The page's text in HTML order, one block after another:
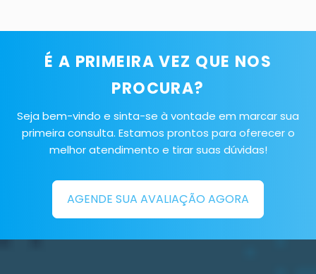
É A PRIMEIRA VEZ QUE NOS
PROCURA?
Seja bem-vindo e sinta-se à vontade em marcar sua
primeira consulta. Estamos prontos para oferecer o
melhor atendimento e tirar suas dúvidas!
AGENDE SUA AVALIAÇÃO AGORA